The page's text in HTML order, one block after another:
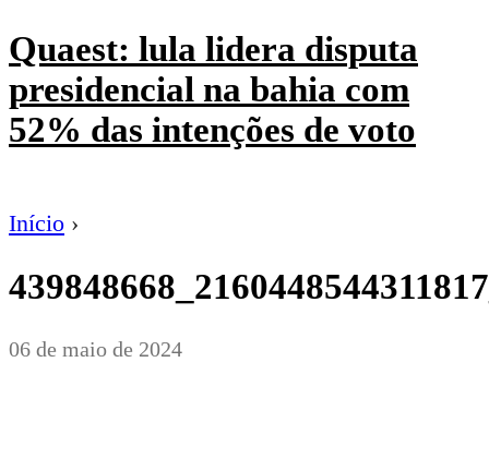
Quaest: lula lidera disputa
presidencial na bahia com
52% das intenções de voto
Início ›
06 de maio de 2024